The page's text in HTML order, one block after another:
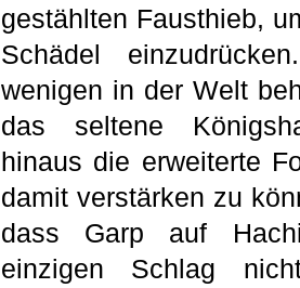
gestählten Fausthieb,
Schädel
wenigen in der Welt
das seltene
hinaus die erweiterte
damit verstärken zu
dass Garp auf
einzigen Schlag